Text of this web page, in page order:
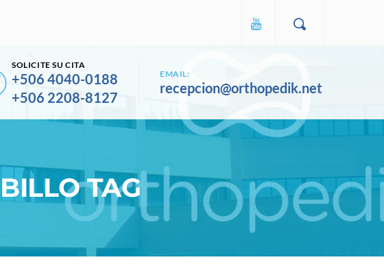
SOLICITE SU CITA
+506 4040-0188
+506 2208-8127
EMAIL:
recepcion@orthopedik.net
TAG